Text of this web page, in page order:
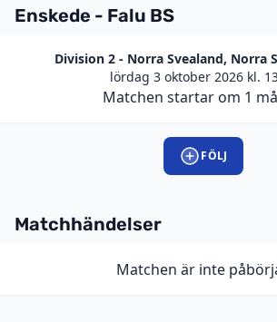
Enskede - Falu BS
Division 2 - Norra Svealand, Norra
lördag 3 oktober 2026 kl.
Matchen startar om 1
FÖLJ
Matchhändelser
Matchen är inte